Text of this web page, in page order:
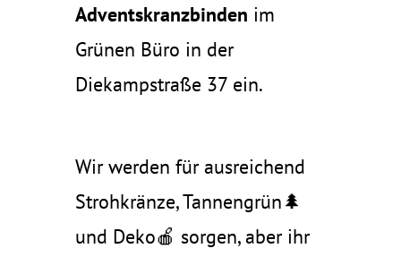
Adventskranzbinden im
Grünen Büro in der
Diekampstraße 37 ein.
Wir werden für ausreichend
Strohkränze, Tannengrün🌲
und Deko🍎 sorgen, aber ihr